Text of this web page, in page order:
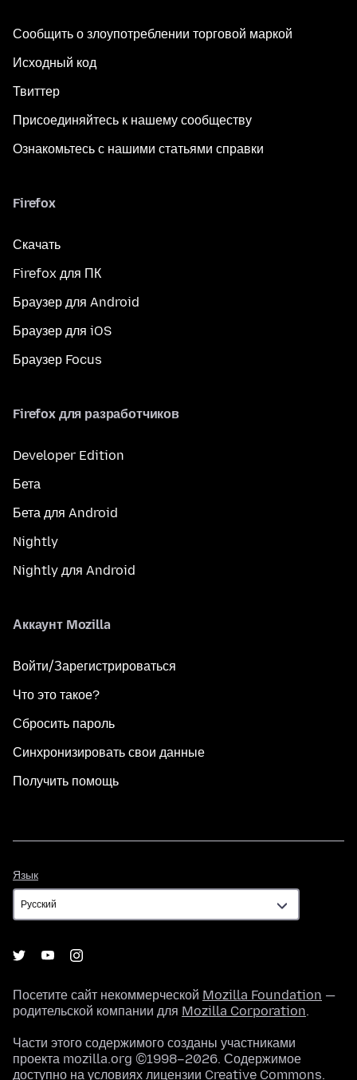
Сообщить о злоупотреблении торговой маркой
Исходный код
Твиттер
Присоединяйтесь к нашему сообществу
Ознакомьтесь с нашими статьями справки
Firefox
Скачать
Firefox для ПК
Браузер для Android
Браузер для iOS
Браузер Focus
Firefox для разработчиков
Developer Edition
Бета
Бета для Android
Nightly
Nightly для Android
Аккаунт Mozilla
Войти/Зарегистрироваться
Что это такое?
Сбросить пароль
Синхронизировать свои данные
Получить помощь
Язык
Посетите сайт некоммерческой Mozilla Foundation —
родительской компании для Mozilla Corporation.
Части этого содержимого созданы участниками
проекта mozilla.org ©1998–2026. Содержимое
доступно на условиях лицензии Creative Commons.